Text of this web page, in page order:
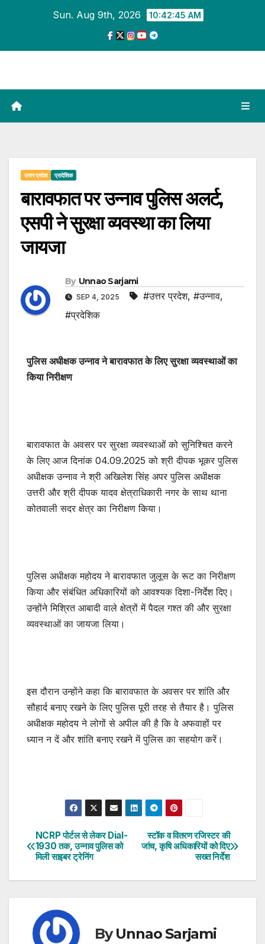
Sun. Aug 9th, 2026 10:42:46 AM
उत्तर प्रदेश प्रादेशिक
बारावफात पर उन्नाव पुलिस अलर्ट,
एसपी ने सुरक्षा व्यवस्था का लिया
जायजा
By Unnao Sarjami
SEP 4, 2025 #उत्तर प्रदेश, #उन्नाव,
#प्रदेशिक
पुलिस अधीक्षक उन्नाव ने बारावफात के लिए सुरक्षा व्यवस्थाओं का
किया निरीक्षण
बारावफात के अवसर पर सुरक्षा व्यवस्थाओं को सुनिश्चित करने
के लिए आज दिनांक 04.09.2025 को श्री दीपक भूकर पुलिस
अधीक्षक उन्नाव ने श्री अखिलेश सिंह अपर पुलिस अधीक्षक
उत्तरी और श्री दीपक यादव क्षेत्राधिकारी नगर के साथ थाना
कोतवाली सदर क्षेत्र का निरीक्षण किया।
पुलिस अधीक्षक महोदय ने बारावफात जुलूस के रूट का निरीक्षण
किया और संबंधित अधिकारियों को आवश्यक दिशा-निर्देश दिए।
उन्होंने मिश्रित आबादी वाले क्षेत्रों में पैदल गश्त की और सुरक्षा
व्यवस्थाओं का जायजा लिया।
इस दौरान उन्होंने कहा कि बारावफात के अवसर पर शांति और
सौहार्द बनाए रखने के लिए पुलिस पूरी तरह से तैयार है। पुलिस
अधीक्षक महोदय ने लोगों से अपील की है कि वे अफवाहों पर
ध्यान न दें और शांति बनाए रखने में पुलिस का सहयोग करें।
Post
navigation
स्टॉक व वितरण रजिस्टर की
जांच, कृषि अधिकारियों को दिए
सख्त निर्देश
NCRP पोर्टल से लेकर Dial-
1930 तक, उन्नाव पुलिस को
मिली साइबर ट्रेनिंग
ByUnnao Sarjami